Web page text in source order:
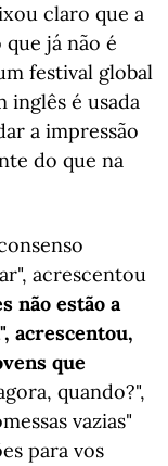
claro que a
já não é
festival global
inglês é usada
a impressão
do que na
acrescentou
não estão a
acrescentou,
que
quando?",
vazias"
para vos